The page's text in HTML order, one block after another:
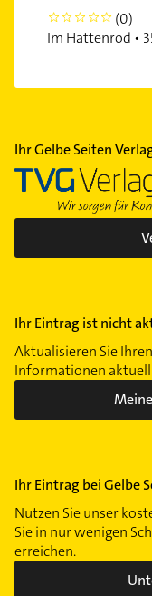
0
(0)
Im Hattenrod •
Ihr Gelbe Seiten
Ihr Eintrag ist nicht
Aktualisieren Sie
Informationen
Ihr Eintrag bei Gelbe
Nutzen Sie unser
Sie in nur wenigen
erreichen.